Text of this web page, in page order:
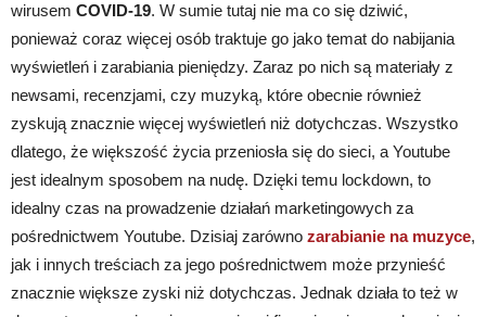
wirusem COVID-19. W sumie tutaj nie ma co się dziwić,
ponieważ coraz więcej osób traktuje go jako temat do nabijania
wyświetleń i zarabiania pieniędzy. Zaraz po nich są materiały z
newsami, recenzjami, czy muzyką, które obecnie również
zyskują znacznie więcej wyświetleń niż dotychczas. Wszystko
dlatego, że większość życia przeniosła się do sieci, a Youtube
jest idealnym sposobem na nudę. Dzięki temu lockdown, to
idealny czas na prowadzenie działań marketingowych za
pośrednictwem Youtube. Dzisiaj zarówno zarabianie na muzyce,
jak i innych treściach za jego pośrednictwem może przynieść
znacznie większe zyski niż dotychczas. Jednak działa to też w